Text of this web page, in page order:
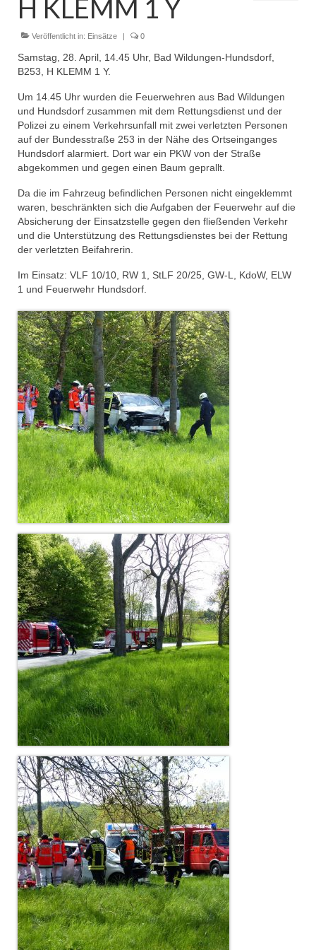
Dienstplan
Einsätze
Einsatzstichworte
Jugendfeuerwehr
Infos
Dienstplan
25-jähriges Jubiläum Jugendfeuerwehr 2021
Kreiszeltlager 2023
Kinderfeuerwehr
Dienstplan
Katastrophenschutz
GDekonP-Zug
Dienstplan Dekon-Zug
KatS-Zug
Dienstplan KatS-Zug
10 Jahre KatS-Zug
Musikzug
Infos
Termine
Chronik des Musikzug
Christkindwiegen
Christkindwiegen 2024
Christkindwiegen 2023
Christkindwiegen 2022
Christkindwiegen 2021
Christkindwiegen 2019
Christkindwiegen 2018
Christkindwiegen 2017
Christkindwiegen 2016
Jahreskonzert 2017
Oktoberfestkonzert 2018
H KLEMM 1 Y
Veröffentlicht in: Einsätze | 0
Samstag, 28. April, 14.45 Uhr, Bad Wildungen-Hundsdorf,
B253, H KLEMM 1 Y.
Um 14.45 Uhr wurden die Feuerwehren aus Bad Wildungen
und Hundsdorf zusammen mit dem Rettungsdienst und der
Polizei zu einem Verkehrsunfall mit zwei verletzten Personen
auf der Bundesstraße 253 in der Nähe des Ortseinganges
Hundsdorf alarmiert. Dort war ein PKW von der Straße
abgekommen und gegen einen Baum geprallt.
Da die im Fahrzeug befindlichen Personen nicht eingeklemmt
waren, beschränkten sich die Aufgaben der Feuerwehr auf die
Absicherung der Einsatzstelle gegen den fließenden Verkehr
und die Unterstützung des Rettungsdienstes bei der Rettung
der verletzten Beifahrerin.
Im Einsatz: VLF 10/10, RW 1, StLF 20/25, GW-L, KdoW, ELW
1 und Feuerwehr Hundsdorf.